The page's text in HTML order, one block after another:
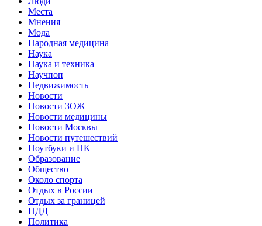
Места
Мнения
Мода
Народная медицина
Наука
Наука и техника
Научпоп
Недвижимость
Новости
Новости ЗОЖ
Новости медицины
Новости Москвы
Новости путешествий
Ноутбуки и ПК
Образование
Общество
Около спорта
Отдых в России
Отдых за границей
ПДД
Политика